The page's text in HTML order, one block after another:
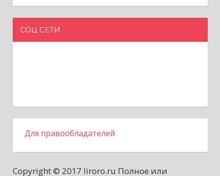
СОЦ СЕТИ
Для правообладателей
Copyright © 2017 liroro.ru Полное или